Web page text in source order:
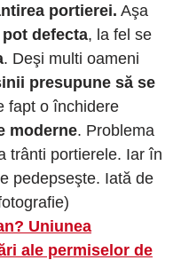
portierei. Aşa
defecta, la fel se
. Deşi multi oameni
presupune să se
fapt o închidere
moderne. Problema
trânti portierele. Iar în
pedepseşte. Iată de
Uniunea
ale permiselor de